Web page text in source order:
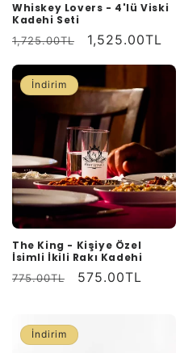
Whiskey Lovers - 4'lü Viski
Kadehi Seti
Normal
1,725.00TL
İndirimli
1,525.00TL
İndirim
The King - Kişiye Özel
İsimli İkili Rakı Kadehi
Normal
775.00TL
İndirimli
575.00TL
İndirim